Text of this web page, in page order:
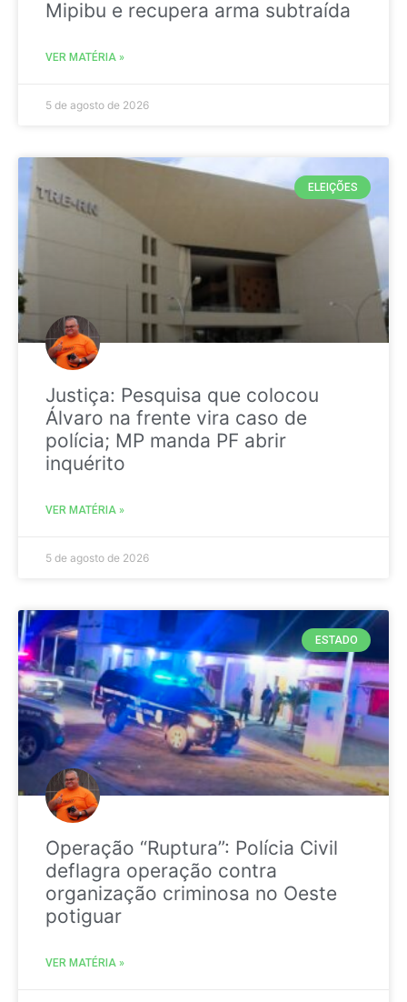
Mipibu e recupera arma subtraída
VER MATÉRIA »
5 de agosto de 2026
ELEIÇÕES
Justiça: Pesquisa que colocou
Álvaro na frente vira caso de
polícia; MP manda PF abrir
inquérito
VER MATÉRIA »
5 de agosto de 2026
ESTADO
Operação “Ruptura”: Polícia Civil
deflagra operação contra
organização criminosa no Oeste
potiguar
VER MATÉRIA »